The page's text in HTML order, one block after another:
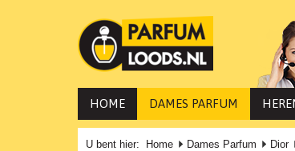
HOME DAMES PARFUM
U bent hier: Home Dames Parfum Dior